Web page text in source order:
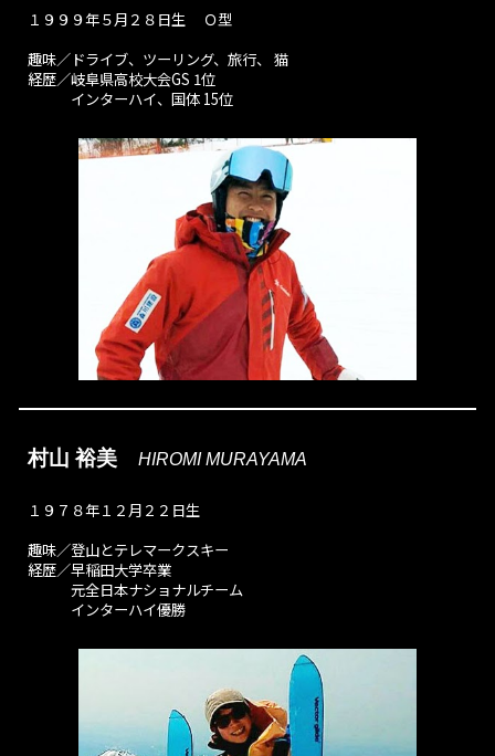
１９９９年５月２８日生 Ｏ型
趣味／ドライブ、ツーリング、旅行、 猫
経歴／岐阜県高校大会GS 1位
インターハイ、国体 15位
村山 裕美HIROMI MURAYAMA
１９７８年１２月２２日生
趣味／登山とテレマークスキー
経歴／早稲田大学卒業
元全日本ナショナルチーム
インターハイ優勝